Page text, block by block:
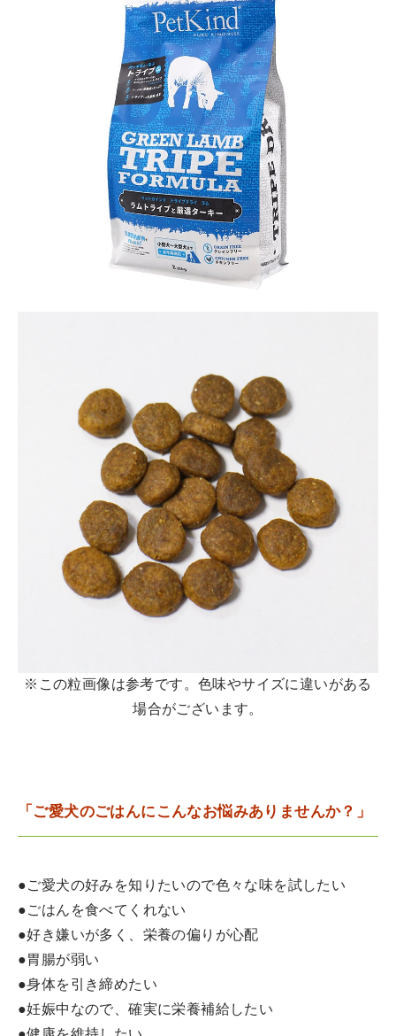
※この粒画像は参考です。色味やサイズに違いがある
場合がございます。
「ご愛犬のごはんにこんなお悩みありませんか？」
●ご愛犬の好みを知りたいので色々な味を試したい
●ごはんを食べてくれない
●好き嫌いが多く、栄養の偏りが心配
●胃腸が弱い
●身体を引き締めたい
●妊娠中なので、確実に栄養補給したい